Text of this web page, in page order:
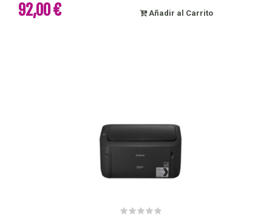
92,00 € Añadir al Carrito